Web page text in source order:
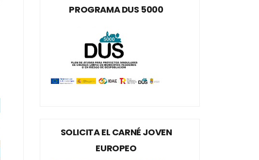
PROGRAMA DUS 5000
SOLICITA EL CARNÉ JOVEN
EUROPEO